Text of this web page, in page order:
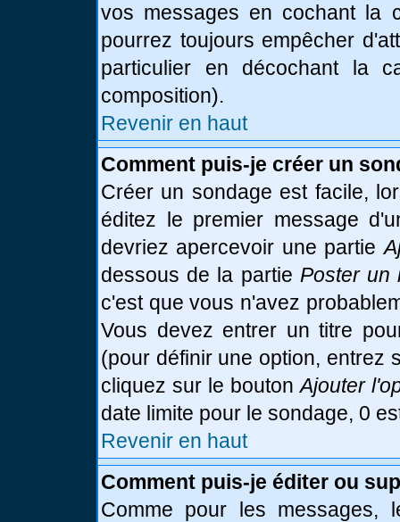
vos messages en cochant la
pourrez toujours empêcher
particulier en décochant la
composition).
Revenir en haut
Comment puis-je créer un
Créer un sondage est facile,
éditez le premier message
devriez apercevoir une partie
dessous de la partie Poster un
c'est que vous n'avez
Vous devez entrer un titre
(pour définir une option, entrez
cliquez sur le boutonAjouter
date limite pour le sondage, 0
Revenir en haut
Comment puis-je éditer ou
Comme pour les messages,